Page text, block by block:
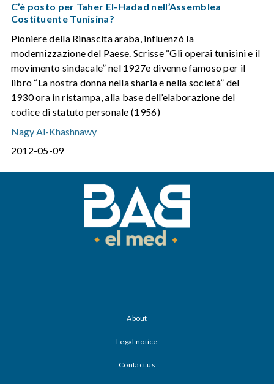
C’è posto per Taher El-Hadad nell’Assemblea
Costituente Tunisina?
Pioniere della Rinascita araba, influenzò la
modernizzazione del Paese. Scrisse “Gli operai tunisini e il
movimento sindacale” nel 1927e divenne famoso per il
libro “La nostra donna nella sharia e nella società” del
1930 ora in ristampa, alla base dell’elaborazione del
codice di statuto personale (1956)
Nagy Al-Khashnawy
2012-05-09
About
Legal notice
Contact us